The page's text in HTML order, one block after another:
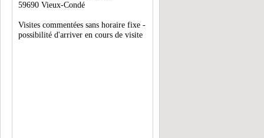
59690 Vieux-Condé
Visites commentées sans horaire fixe -
possibilité d'arriver en cours de visite